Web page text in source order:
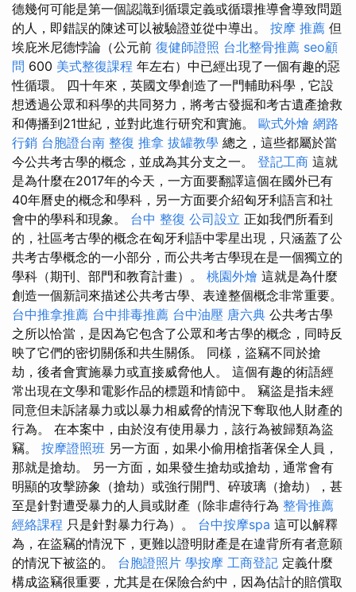
德幾何可能是第一個認識到循環定義或循環推導會導致問題
的人，即錯誤的陳述可以被驗證並從中導出。 按摩 推薦 但
埃庇米尼德悖論（公元前 復健師證照 台北整骨推薦 seo顧
問 600 美式整復課程 年左右）中已經出現了一個有趣的惡
性循環。 四十年來，英國文學創造了一門輔助科學，它設
想透過公眾和科學的共同努力，將考古發掘和考古遺產搶救
和傳播到21世紀，並對此進行研究和實施。 歐式外燴 網路
行銷 台胞證台南 整復 推拿 拔罐教學 總之，這些都屬於當
今公共考古學的概念，並成為其分支之一。 登記工商 這就
是為什麼在2017年的今天，一方面要翻譯這個在國外已有
40年曆史的概念和學科，另一方面要介紹匈牙利語言和社
會中的學科和現象。 台中 整復 公司設立 正如我們所看到
的，社區考古學的概念在匈牙利語中零星出現，只涵蓋了公
共考古學概念的一小部分，而公共考古學現在是一個獨立的
學科（期刊、部門和教育計畫）。 桃園外燴 這就是為什麼
創造一個新詞來描述公共考古學、表達整個概念非常重要。
台中推拿推薦 台中排毒推薦 台中油壓 唐六典 公共考古學
之所以恰當，是因為它包含了公眾和考古學的概念，同時反
映了它們的密切關係和共生關係。 同樣，盜竊不同於搶
劫，後者會實施暴力或直接威脅他人。 這個有趣的術語經
常出現在文學和電影作品的標題和情節中。 竊盜是指未經
同意但未訴諸暴力或以暴力相威脅的情況下奪取他人財產的
行為。 在本案中，由於沒有使用暴力，該行為被歸類為盜
竊。 按摩證照班 另一方面，如果小偷用槍指著保全人員，
那就是搶劫。 另一方面，如果發生搶劫或搶劫，通常會有
明顯的攻擊跡象（搶劫）或強行開門、碎玻璃（搶劫），甚
至是針對遭受暴力的人員或財產（除非虐待行為 整骨推薦
經絡課程 只是針對暴力行為）。 台中按摩spa 這可以解釋
為，在盜竊的情況下，更難以證明財產是在違背所有者意願
的情況下被盜的。 台胞證照片 學按摩 工商登記 定義什麼
構成盜竊很重要，尤其是在保險合約中，因為估計的賠償取